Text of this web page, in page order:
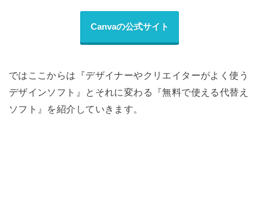
Canvaの公式サイト
ではここからは『デザイナーやクリエイターがよく使う
デザインソフト』とそれに変わる『無料で使える代替え
ソフト』を紹介していきます。